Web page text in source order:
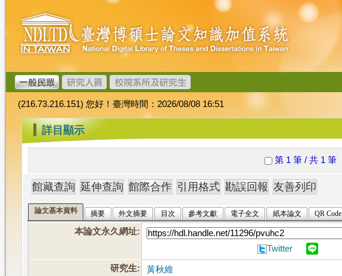
跳
到
主
要
內
容
臺
灣
博
碩
士
論
文
加
值
系
統
(216.73.216.151) 您好！臺灣時間：2026/08/08 16:51
::: 詳目顯示
第 1 筆 / 共 1 筆
論文基本資料 摘要 外文摘要 目次 參考文獻 電子全文 紙本論文 QR Code
本論文永久網址:
Twitter
研究生:
黃秋維